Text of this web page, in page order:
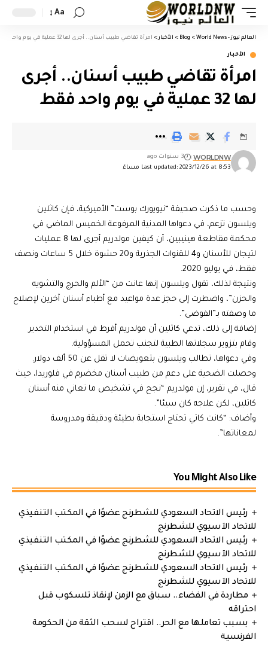
Aa
العالم نيوز - World News >
Blog
> الأخبار > امرأة تقاضي طبيب أسنان.. أجرى لها 32 عملية في يوم واحد فقط
الأخبار
امرأة تقاضي طبيب أسنان.. أجرى
لها 32 عملية في يوم واحد فقط
Last updated: 2023/12/26 at 8:53 مساءً
WORLDNW 3 سنوات ago
وحسب ما ذكرت صحيفة “نيويورك بوست” الأميركية، فإن كاثلين
ويلسون تزعم، في دعواها المدنية المرفوعة الخميس الماضي في
محكمة مقاطعة هينيبين، أن كيفين مولدريم أجرى لها 8 عمليات
لتيجان للأسنان و4 للقنوات الجذرية و20 حشوة خلال 5 ساعات ونصف
فقط، في يوليو 2020.
ونتيجة لذلك، تقول ويلسون إنها عانت من “الألم والحرج والتشويه
والحزن”، واضطرت إلى حجز عدة مواعيد مع أطباء أسنان آخرين لإصلاح
ما وصفته بـ”الفوضى”.
إضافة إلى ذلك، تدعي كاثلين أن مولدريم أفرط في استخدام التخدير
وقام بتزوير سجلاتها الطبية لتجنب تحمل المسؤولية.
وفي دعواها، تطالب ويلسون بتعويضات لا تقل عن 50 ألف دولار.
وحصلت الضحية على دعم من طبيب أسنان مخضرم في فلوريدا، حيث
قال، في تقرير، إن مولدريم “نجح في تشخيص ما تعاني منه أسنان
كاثلين، لكن علاجه كان سيئا”.
وأضاف: “كانت كاتي تحتاج استجابة بطيئة ودقيقة ومدروسة
لمعاناتها”.
You Might Also Like
رئيس الاتحاد السعودي للشطرنج عضوًا في المكتب التنفيذي
للاتحاد الآسيوي للشطرنج
رئيس الاتحاد السعودي للشطرنج عضوًا في المكتب التنفيذي
للاتحاد الآسيوي للشطرنج
رئيس الاتحاد السعودي للشطرنج عضوًا في المكتب التنفيذي
للاتحاد الآسيوي للشطرنج
مطاردة في الفضاء.. سباق مع الزمن لإنقاذ تلسكوب قبل
احتراقه
بسبب تعاملها مع الحر.. اقتراح لسحب الثقة من الحكومة
الفرنسية